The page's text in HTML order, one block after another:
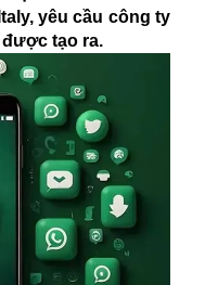
yêu cầu công ty
tạo ra.